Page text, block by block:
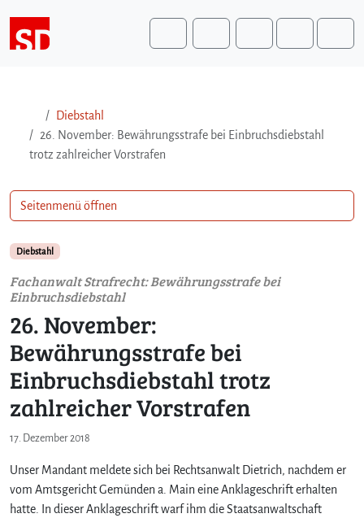
Search
Diebstahl
26. November: Bewährungsstrafe bei Einbruchsdiebstahl
trotz zahlreicher Vorstrafen
Diebstahl
Fachanwalt Strafrecht: Bewährungsstrafe bei
Einbruchsdiebstahl
26. November:
Bewährungsstrafe bei
Einbruchsdiebstahl trotz
zahlreicher Vorstrafen
17. Dezember 2018
Unser Mandant meldete sich bei Rechtsanwalt Dietrich, nachdem er
vom Amtsgericht Gemünden a. Main eine Anklageschrift erhalten
hatte. In dieser Anklageschrift warf ihm die Staatsanwaltschaft
Seitenmenü öffnen